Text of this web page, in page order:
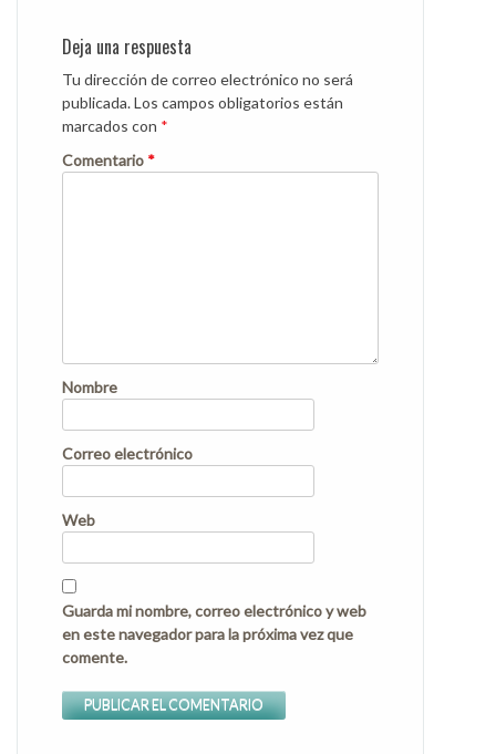
Deja una respuesta
Tu dirección de correo electrónico no será
publicada.Los campos obligatorios están
marcados con *
Comentario *
Nombre
Correo electrónico
Web
Guarda mi nombre, correo electrónico y web
en este navegador para la próxima vez que
comente.